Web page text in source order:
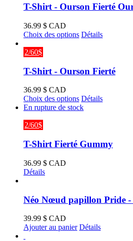
CAD.
CAD.
T-Shirt - Ourson Fierté
36.99 $ CAD
Choix des options Ce
variations.
Les
peuvent
être
choisies
page
du
Détails
2/60$
T-Shirt - Ourson Fierté
36.99 $ CAD
Choix des options Ce
produit
Les
options
la
page
Détails
En rupture de stock
2/60$
T-Shirt Fierté Gummy
36.99 $ CAD
Détails
Néo Nœud papillon Pride
39.99 $ CAD
Ajouter au panier Détails